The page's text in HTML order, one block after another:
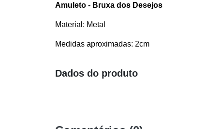
Amuleto - Bruxa dos Desejos
Material: Metal
Medidas aproximadas: 2cm
Dados do produto